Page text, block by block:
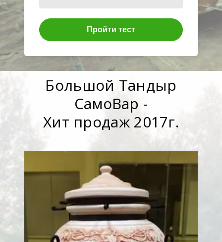
Пройти тест
Большой Тандыр
СамоВар -
Хит продаж 2017г.